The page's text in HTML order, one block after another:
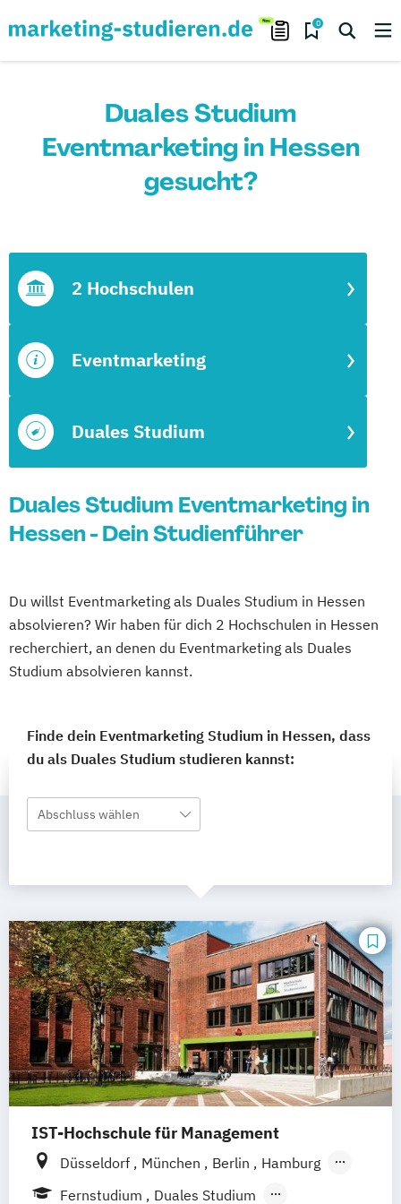
0
Duales Studium
Eventmarketing in Hessen
gesucht?
Duales Studium
Eventmarketing
2 Hochschulen
Duales Studium Eventmarketing in
Hessen - Dein Studienführer
Du willst Eventmarketing als Duales Studium in Hessen
absolvieren? Wir haben für dich 2 Hochschulen in Hessen
recherchiert, an denen du Eventmarketing als Duales
Studium absolvieren kannst.
Finde dein Eventmarketing Studium in Hessen, dass
du als Duales Studium studieren kannst:
Abschluss wählen
IST-Hochschule für Management
Düsseldorf München Berlin
Hamburg
Weil am Rhein
Frankfurt am Main
Fernstudium
Duales Studium